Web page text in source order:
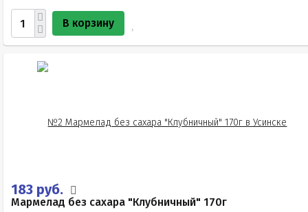
В корзину
183 руб.
Мармелад без сахара "Клубничный" 170г